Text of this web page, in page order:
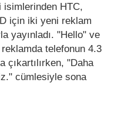
isimlerinden HTC,
için iki yeni reklam
yayınladı. "Hello" ve
telefonun 4.3
çıkartılırken, "Daha
cümlesiyle sona